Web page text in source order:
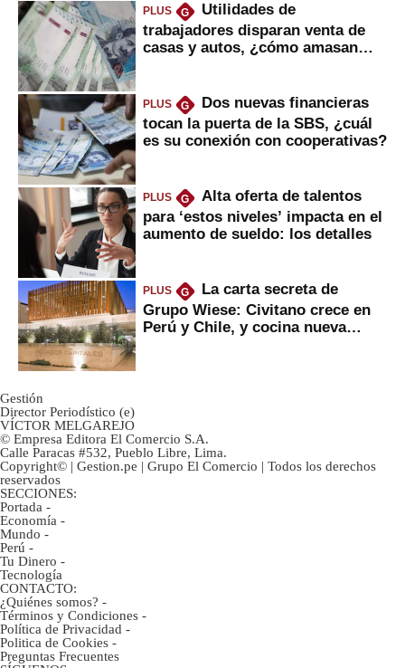
PLUS G
Utilidades de
trabajadores disparan venta de
casas y autos, ¿cómo amasan
PLUS G
Dos nuevas financieras
tocan la puerta de la SBS, ¿cuál
es su conexión con cooperativas?
PLUS G
Alta oferta de talentos
para ‘estos niveles’ impacta en el
aumento de sueldo: los detalles
PLUS G
La carta secreta de
Grupo Wiese: Civitano crece en
Perú y Chile, y cocina nueva
Gestión
Director Periodístico (e)
VÍCTOR MELGAREJO
© Empresa Editora El Comercio S.A.
Calle Paracas #532, Pueblo Libre, Lima.
Copyright© | Gestion.pe | Grupo El Comercio | Todos los derechos
reservados
SECCIONES:
Portada -
Economía -
Mundo -
Perú -
Tu Dinero -
Tecnología
CONTACTO:
¿Quiénes somos? -
Términos y Condiciones -
Política de Privacidad -
Politica de Cookies -
Preguntas Frecuentes